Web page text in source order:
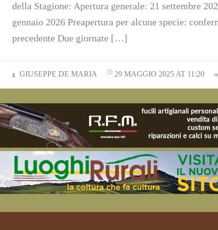
della Stagione: Apertura generale: 21 settembre
gennaio 2026 Preapertura per alcune specie:
precedente Due giornate […]
GIUSEPPE DE MARIA 29 MAGGIO 2025 AT 11:20